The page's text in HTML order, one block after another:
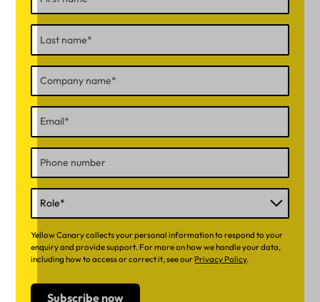
Yellow Canary collects your personal information to respond to your
enquiry and provide support. For more on how we handle your data,
including how to access or correct it, see our Privacy Policy.